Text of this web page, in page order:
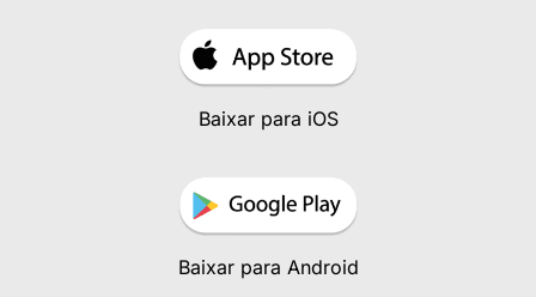
Baixar para iOS
Baixar para Android